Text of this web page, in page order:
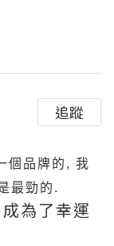
追蹤
個品牌的, 我
最勁的.
為了幸運